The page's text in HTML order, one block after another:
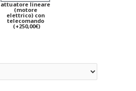
attuatore lineare
(motore
elettrico) con
telecomando
(+250,00€)